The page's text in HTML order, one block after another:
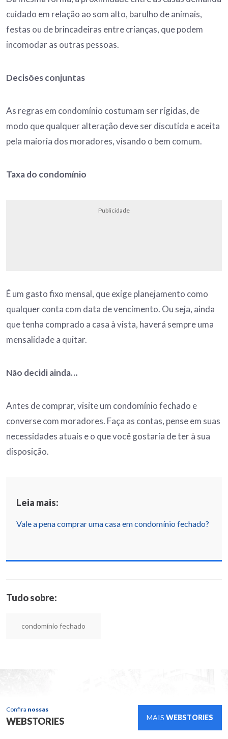
cuidado em relação ao som alto, barulho de animais,
festas ou de brincadeiras entre crianças, que podem
incomodar as outras pessoas.
Decisões conjuntas
As regras em condomínio costumam ser rígidas, de
modo que qualquer alteração deve ser discutida e aceita
pela maioria dos moradores, visando o bem comum.
Taxa do condomínio
Publicidade
É um gasto fixo mensal, que exige planejamento como
qualquer conta com data de vencimento. Ou seja, ainda
que tenha comprado a casa à vista, haverá sempre uma
mensalidade a quitar.
Não decidi ainda…
Antes de comprar, visite um condomínio fechado e
converse com moradores. Faça as contas, pense em suas
necessidades atuais e o que você gostaria de ter à sua
disposição.
Leia mais:
Vale a pena comprar uma casa em condomínio fechado?
Tudo sobre:
condomínio fechado
Confira nossas
WEBSTORIES MAIS WEBSTORIES